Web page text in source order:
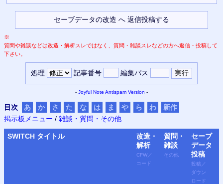
※
質問や雑談などは改造・解析スレではなく、質問・雑談スレなどの方へ返信・投稿して
下さい。
処理 記事番号 編集パス
- Joyful Note Antispam Version -
目次 あ か さ た な は ま や ら わ
新作
掲示板メニュー / 雑談・質問・その他
SWITCH タイトル
改造・
解析
CFW ／
コード
質問・
雑談
その他
セーブ
データ
投稿
投稿 ／
ダウン
ロード